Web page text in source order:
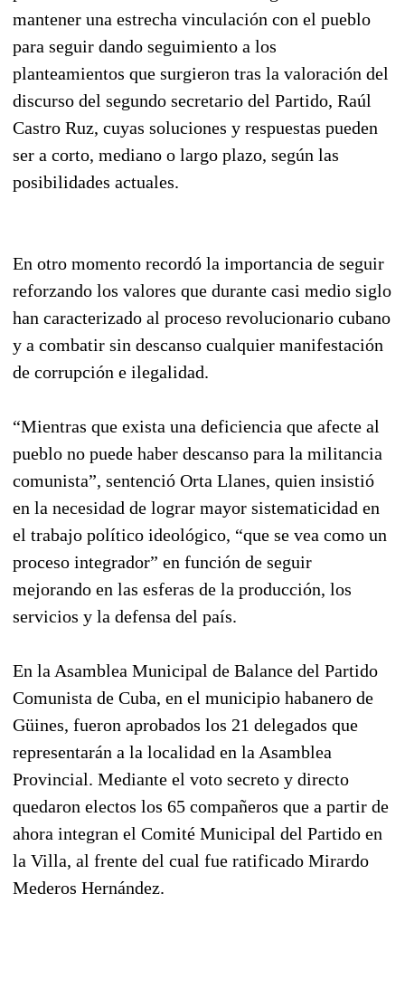
mantener una estrecha vinculación con el pueblo
para seguir dando seguimiento a los
planteamientos que surgieron tras la valoración del
discurso del segundo secretario del Partido, Raúl
Castro Ruz, cuyas soluciones y respuestas pueden
ser a corto, mediano o largo plazo, según las
posibilidades actuales.
En otro momento recordó la importancia de seguir
reforzando los valores que durante casi medio siglo
han caracterizado al proceso revolucionario cubano
y a combatir sin descanso cualquier manifestación
de corrupción e ilegalidad.
“Mientras que exista una deficiencia que afecte al
pueblo no puede haber descanso para la militancia
comunista”, sentenció Orta Llanes, quien insistió
en la necesidad de lograr mayor sistematicidad en
el trabajo político ideológico, “que se vea como un
proceso integrador” en función de seguir
mejorando en las esferas de la producción, los
servicios y la defensa del país.
En la Asamblea Municipal de Balance del Partido
Comunista de Cuba, en el municipio habanero de
Güines, fueron aprobados los 21 delegados que
representarán a la localidad en la Asamblea
Provincial. Mediante el voto secreto y directo
quedaron electos los 65 compañeros que a partir de
ahora integran el Comité Municipal del Partido en
la Villa, al frente del cual fue ratificado Mirardo
Mederos Hernández.